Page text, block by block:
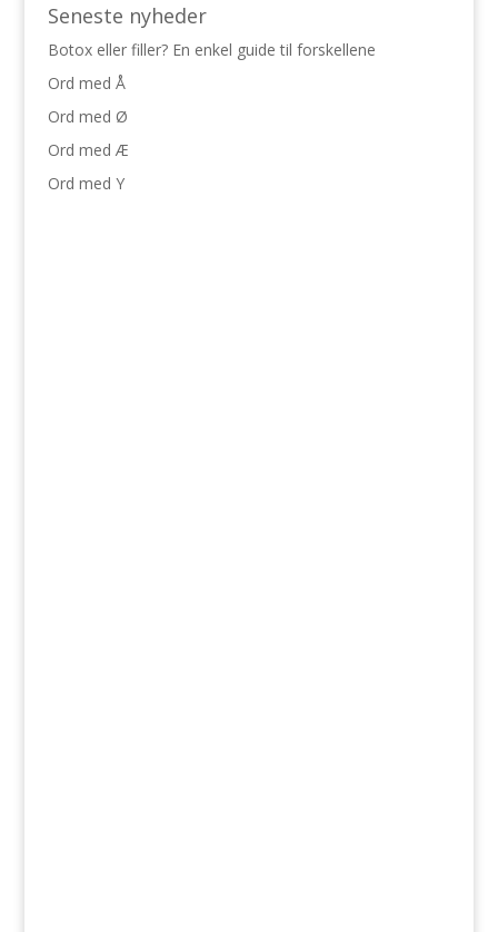
Seneste nyheder
Botox eller filler? En enkel guide til forskellene
Ord med Å
Ord med Ø
Ord med Æ
Ord med Y